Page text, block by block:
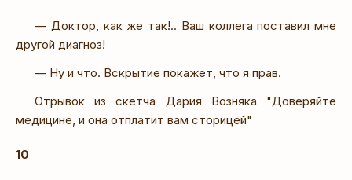
— Доктор, как же так!.. Ваш коллега поставил мне
другой диагноз!
— Ну и что. Вскрытие покажет, что я прав.
Отрывок из скетча Дария Возняка "Доверяйте
медицине, и она отплатит вам сторицей"
10